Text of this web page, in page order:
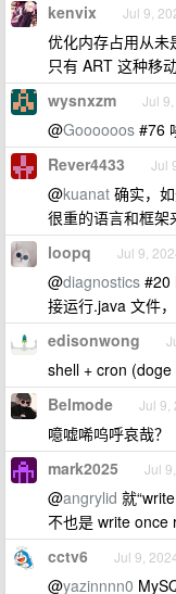
kenvix Jul 9,
优化内存占用从
只有 ART 这种移
wysnxzm Jul
@Goooooos #76
Rever4433 Jul
@kuanat 确实，
很重的语言和框架
loopq Jul 9,
@diagnostics #20
接运行.java 文件
edisonwong
shell + cron (doge
Belmode Jul 9,
噫嘘唏呜呼哀哉？
mark2025 Jul
@angrylid 就
不也是 write once
cctv6 Jul 9,
@yazinnnn0